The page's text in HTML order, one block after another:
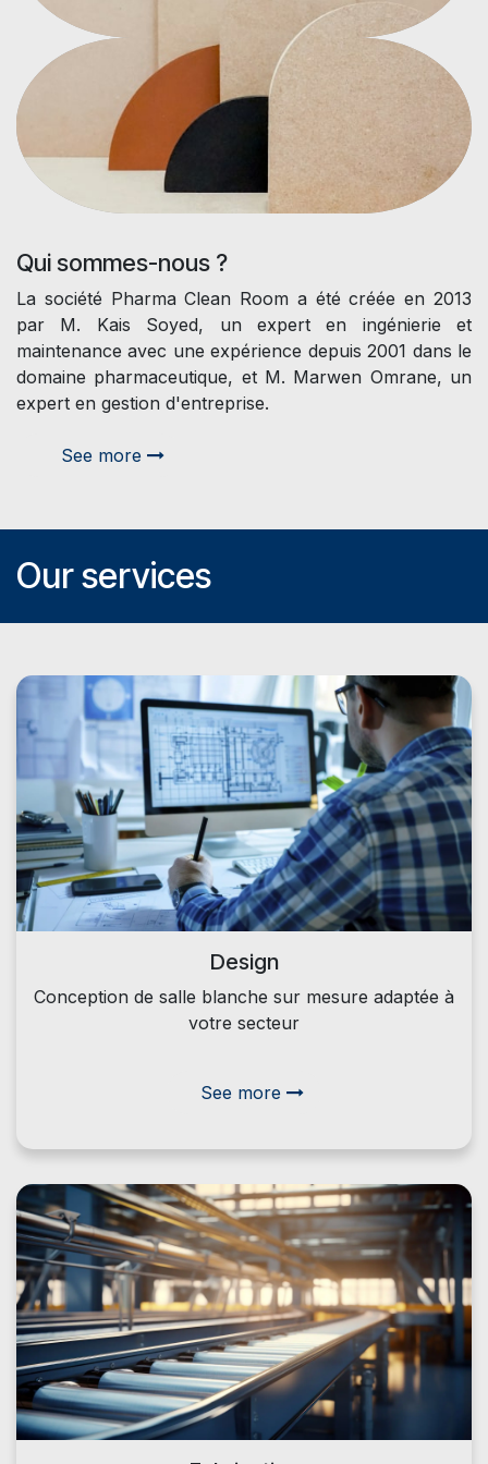
Qui sommes-nous ?
La société Pharma Clean Room a été créée en 2013
par M. Kais Soyed, un expert en ingénierie et
maintenance avec une expérience depuis 2001 dans le
domaine pharmaceutique, et M. Marwen Omrane, un
expert en gestion d'entreprise.
See more
Our services
Design
Conception de salle blanche sur mesure adaptée à
votre secteur
See more